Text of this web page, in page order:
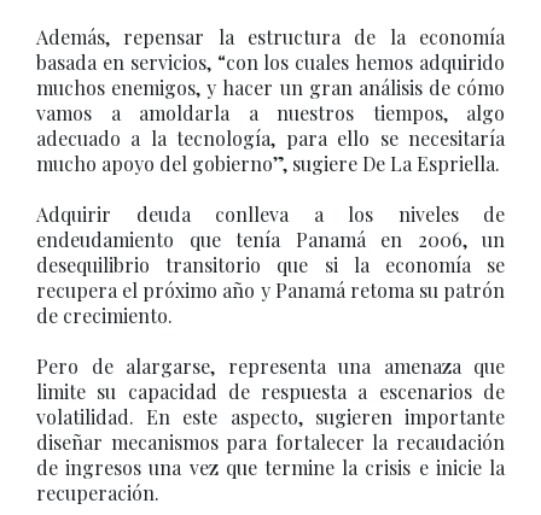
Además, repensar la estructura de la economía
basada en servicios, “con los cuales hemos adquirido
muchos enemigos, y hacer un gran análisis de cómo
vamos a amoldarla a nuestros tiempos, algo
adecuado a la tecnología, para ello se necesitaría
mucho apoyo del gobierno”, sugiere De La Espriella.
Adquirir deuda conlleva a los niveles de
endeudamiento que tenía Panamá en 2006, un
desequilibrio transitorio que si la economía se
recupera el próximo año y Panamá retoma su patrón
de crecimiento.
Pero de alargarse, representa una amenaza que
limite su capacidad de respuesta a escenarios de
volatilidad. En este aspecto, sugieren importante
diseñar mecanismos para fortalecer la recaudación
de ingresos una vez que termine la crisis e inicie la
recuperación.